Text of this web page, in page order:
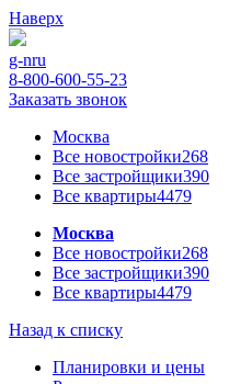
Наверх
g-nru
8-800-600-55-23
Заказать звонок
Москва
Все новостройки268
Все застройщики390
Все квартиры4479
Москва
Все новостройки268
Все застройщики390
Все квартиры4479
Назад к списку
Планировки и цены